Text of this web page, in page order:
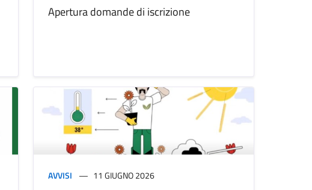
Apertura domande di iscrizione
AVVISI 11 GIUGNO 2026